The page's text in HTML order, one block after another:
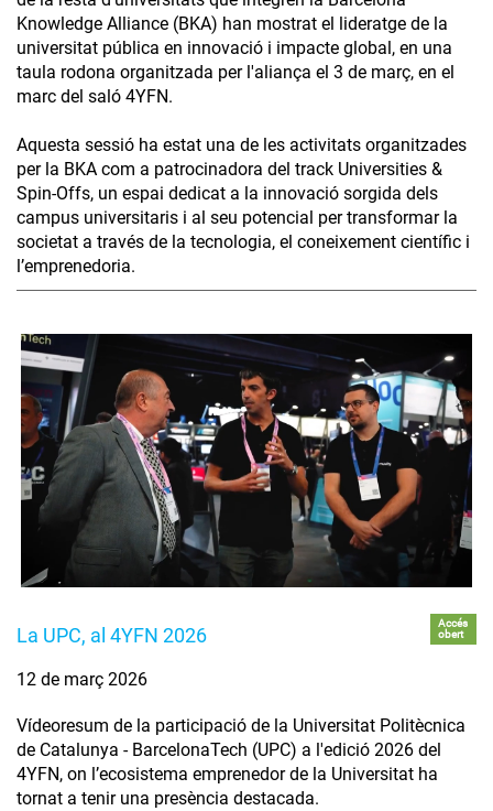
Knowledge Alliance (BKA) han mostrat el lideratge de la
universitat pública en innovació i impacte global, en una
taula rodona organitzada per l'aliança el 3 de març, en el
marc del saló 4YFN.
Aquesta sessió ha estat una de les activitats organitzades
per la BKA com a patrocinadora del track Universities &
Spin-Offs, un espai dedicat a la innovació sorgida dels
campus universitaris i al seu potencial per transformar la
societat a través de la tecnologia, el coneixement científic i
l’emprenedoria.
La UPC, al 4YFN 2026
Accés
obert
12 de març 2026
Vídeoresum de la participació de la Universitat Politècnica
de Catalunya - BarcelonaTech (UPC) a l'edició 2026 del
4YFN, on l’ecosistema emprenedor de la Universitat ha
tornat a tenir una presència destacada.